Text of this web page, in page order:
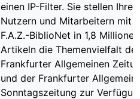
einen IP-Filter. Sie stellen Ihren
Nutzern und Mitarbeitern mit
F.A.Z.-BiblioNet in 1,8 Millionen
Artikeln die Themenvielfalt der
Frankfurter Allgemeinen
und der Frankfurter
Sonntagszeitung zur